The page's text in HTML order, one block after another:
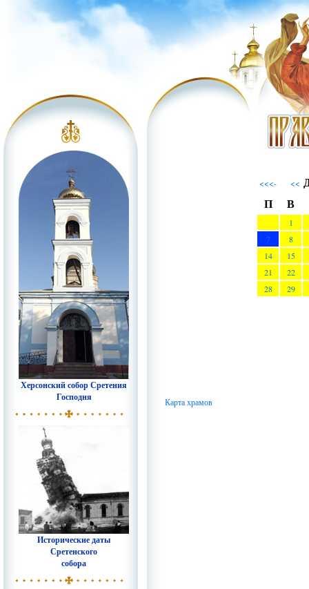
Херсонский собор Сретения
Господня
Исторические даты
Сретенского
собора
<<<- <<
П
В
1
7
8
14
15
21
22
28
29
Карта храмов